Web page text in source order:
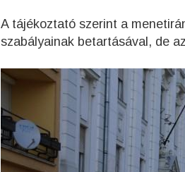
A tájékoztató szerint a
szabályainak betartásával, de